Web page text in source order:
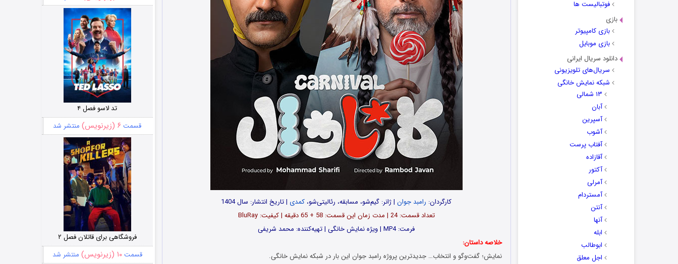
فوتبالیست ها
بازی
بازی کامپیوتر
بازی موبایل
دانلود سریال ایرانی
سریال‌های تلویزیونی
شبکه نمایش خانگی
۱۳ شمالی
آبان
آسپرین
آشوب
آفتاب پرست
آقازاده
آکتور
آمرلی
آمستردام
آنتن
آنها
ابله
ابوطالب
اجل معلق
کارگردان: رامبد جوان| ژانر: گیم‌شو، مسابقه، رئالیتی‌شو، کمدی | تاریخ انتشار: سال 1404
تعداد قسمت‌: 24 | مدت زمان این قسمت: 58 + 65 دقیقه | کیفیت: BluRay
فرمت: MP4 | ویژه نمایش خانگی | تهیه‌کننده: محمد شریفی
خلاصه داستان:
نمایش؛ گفت‌و‌گو و انتخاب… جدیدترین پروژه رامبد جوان این بار در شبکه نمایش خانگی.
تد لاسو فصل ۴
قسمت ۶ (زیرنویس) منتشر شد
فروشگاهی برای قاتلان فصل ۲
قسمت۱۰ (زیرنویس) منتشر شد